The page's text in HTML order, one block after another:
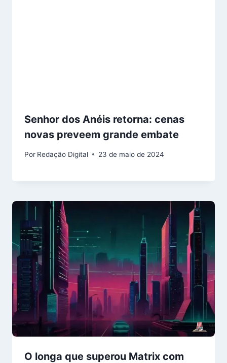
Senhor dos Anéis retorna: cenas
novas preveem grande embate
Por Redação Digital 23 de maio de 2024
O longa que superou Matrix com